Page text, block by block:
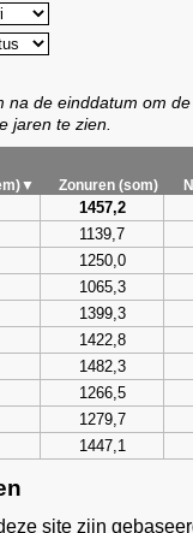
na de einddatum om
jaren te zien.
Zonuren (som)
1457,2
1139,7
1250,0
1065,3
1399,3
1422,8
1482,3
1266,5
1279,7
1447,1
site zijn